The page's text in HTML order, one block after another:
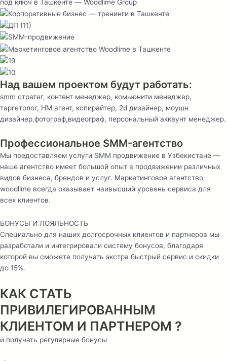
Над вашем проектом будут работать:
smm стратег, контент менеджер, комьюнити менеджер,
таргетолог, HM агент, копирайтер, 2d дизайнер, моушн
дизайнер,фотограф,видеограф, персональный аккаунт менеджер.
Профессиональное SMM-агентство
Мы предоставляем услуги SMM продвижение в Узбекистане —
наше агентство имеет большой опыт в продвижении различных
видов бизнеса, брендов и услуг. Маркетинговое агентство
woodlime всегда оказывает наивысший уровень сервиса для
всех клиентов.
БОНУСЫ И ЛОЯЛЬНОСТЬ
Специально для наших долгосрочных клиентов и партнеров мы
разработали и интегрировали систему бонусов, благодаря
которой вы сможете получать экстра быстрый сервис и скидки
до 15%.
КАК СТАТЬ
ПРИВИЛЕГИРОВАННЫМ
КЛИЕНТОМ И ПАРТНЕРОМ ?
и получать регулярные бонусы